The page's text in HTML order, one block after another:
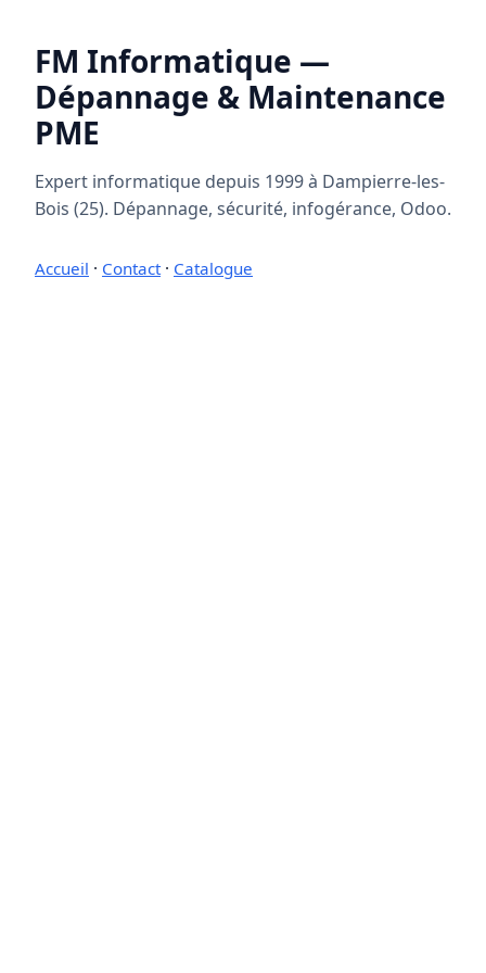
FM Informatique —
Dépannage & Maintenance
PME
Expert informatique depuis 1999 à Dampierre-les-
Bois (25). Dépannage, sécurité, infogérance, Odoo.
Accueil · Contact· Catalogue